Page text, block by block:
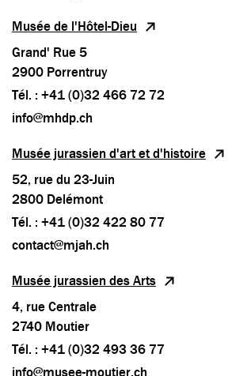
Musée de l'Hôtel-Dieu
Grand' Rue 5
2900 Porrentruy
Tél. : +41 (0)32 466 72 72
info@mhdp.ch
Musée jurassien d'art et d'histoire
52, rue du 23-Juin
2800 Delémont
Tél. : +41 (0)32 422 80 77
contact@mjah.ch
Musée jurassien des Arts
4, rue Centrale
2740 Moutier
Tél. : +41 (0)32 493 36 77
info@musee-moutier.ch